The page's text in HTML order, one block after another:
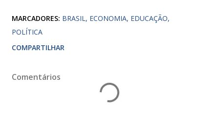
MARCADORES: BRASIL ECONOMIA EDUCAÇÃO
POLÍTICA
COMPARTILHAR
Comentários